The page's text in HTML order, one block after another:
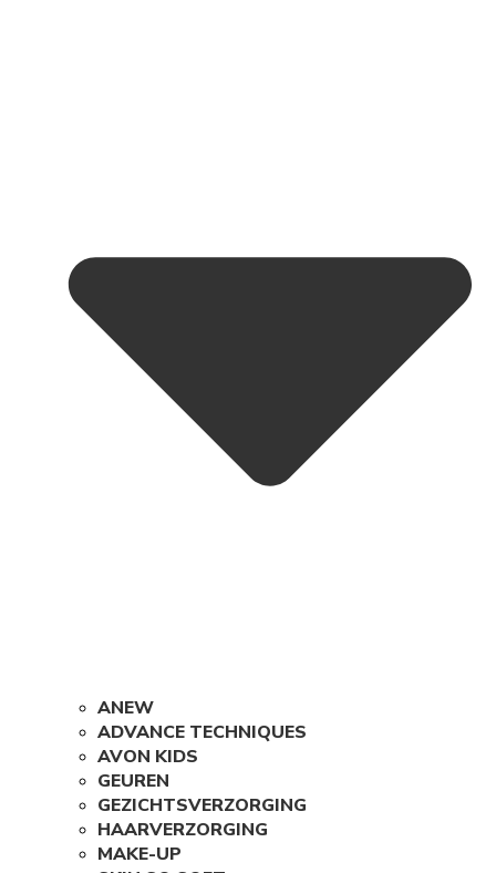
ANEW
ADVANCE TECHNIQUES
AVON KIDS
GEUREN
GEZICHTSVERZORGING
HAARVERZORGING
MAKE-UP